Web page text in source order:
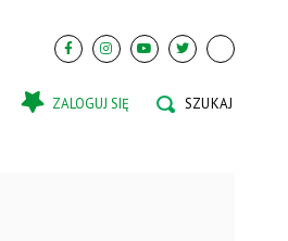
ZALOGUJ SIĘ